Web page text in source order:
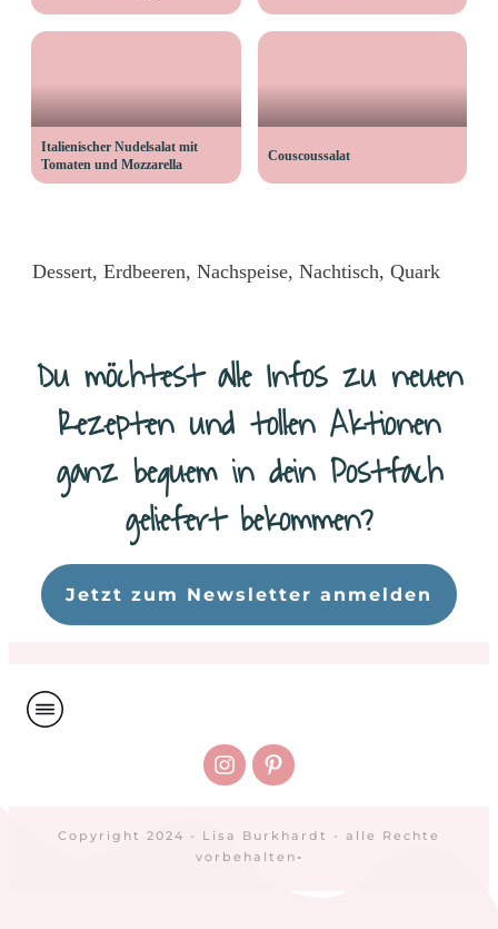
Italienischer Nudelsalat mit
Tomaten und Mozzarella
Couscoussalat
Dessert, Erdbeeren, Nachspeise, Nachtisch, Quark
Du möchtest alle Infos zu neuen
Rezepten und tollen Aktionen
ganz bequem in dein Postfach
geliefert bekommen?
Jetzt zum Newsletter anmelden
Copyright 2024 - Lisa Burkhardt - alle Rechte
vorbehalten-